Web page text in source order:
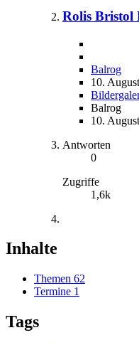
Rolis Bristol
Balrog
10.
Balrog
10.
Antworten
0
Zugriffe
1,6k
Inhalte
Themen 62
Termine 1
Tags